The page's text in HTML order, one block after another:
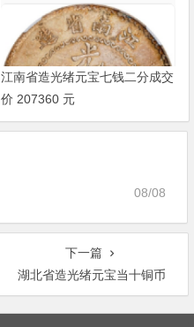
江南省造光绪元宝七钱二分成交
价 207360 元
08/08
下一篇
湖北省造光绪元宝当十铜币